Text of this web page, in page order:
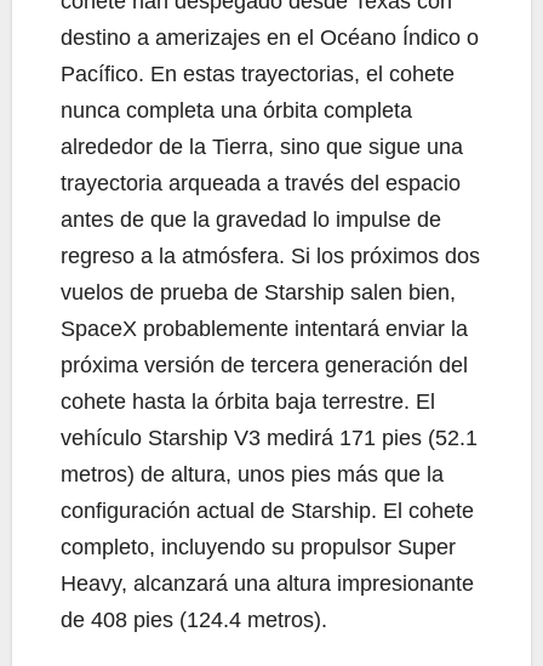
destino a amerizajes en el Océano Índico o
Pacífico. En estas trayectorias, el cohete
nunca completa una órbita completa
alrededor de la Tierra, sino que sigue una
trayectoria arqueada a través del espacio
antes de que la gravedad lo impulse de
regreso a la atmósfera. Si los próximos dos
vuelos de prueba de Starship salen bien,
SpaceX probablemente intentará enviar la
próxima versión de tercera generación del
cohete hasta la órbita baja terrestre. El
vehículo Starship V3 medirá 171 pies (52.1
metros) de altura, unos pies más que la
configuración actual de Starship. El cohete
completo, incluyendo su propulsor Super
Heavy, alcanzará una altura impresionante
de 408 pies (124.4 metros).